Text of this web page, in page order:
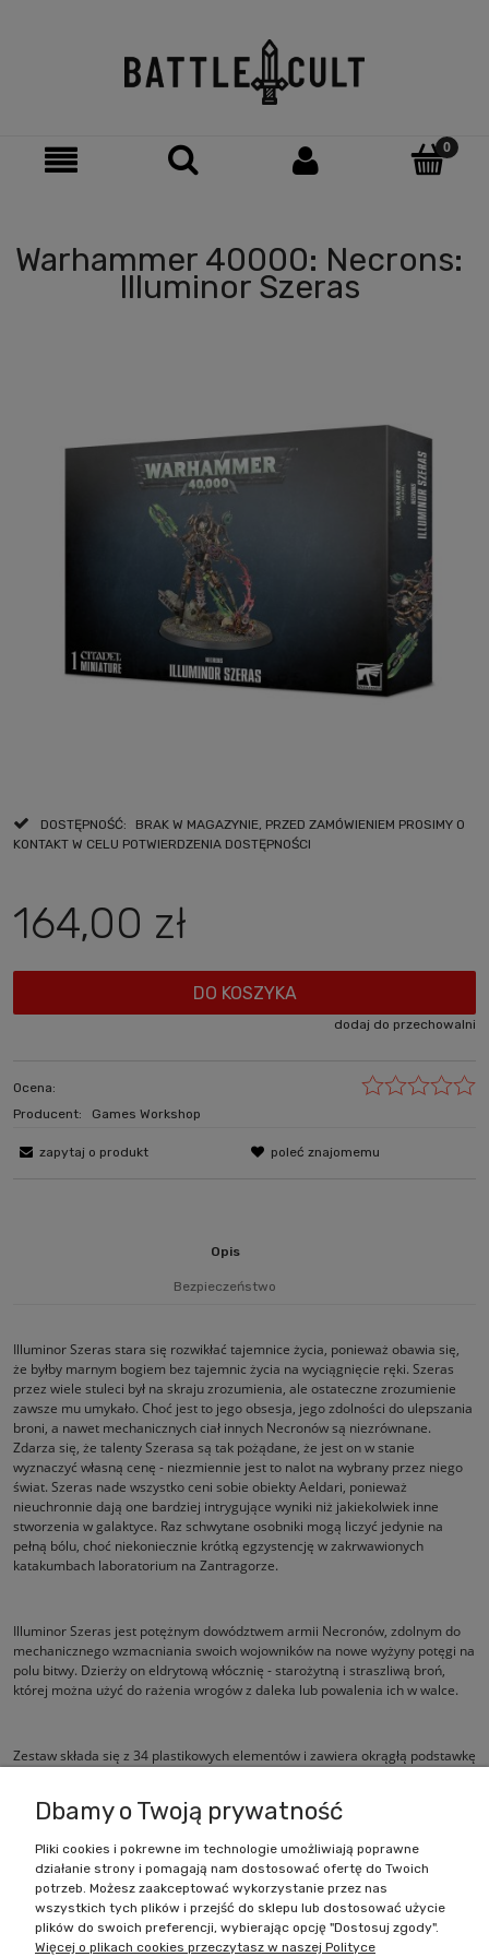
Warhammer 40000: Necrons:
Illuminor Szeras
DOSTĘPNOŚĆ:
BRAK W MAGAZYNIE, PRZED ZAMÓWIENIEM PROSIMY O
KONTAKT W CELU POTWIERDZENIA DOSTĘPNOŚCI
164,00 zł
DO KOSZYKA
dodaj do przechowalni
Ocena:
Producent:
Games Workshop
zapytaj o produkt poleć znajomemu
Opis
Bezpieczeństwo
Illuminor Szeras stara się rozwikłać tajemnice życia, ponieważ obawia się,
że byłby marnym bogiem bez tajemnic życia na wyciągnięcie ręki. Szeras
przez wiele stuleci był na skraju zrozumienia, ale ostateczne zrozumienie
zawsze mu umykało. Choć jest to jego obsesja, jego zdolności do ulepszania
broni, a nawet mechanicznych ciał innych Necronów są niezrównane.
Zdarza się, że talenty Szerasa są tak pożądane, że jest on w stanie
wyznaczyć własną cenę - niezmiennie jest to nalot na wybrany przez niego
świat. Szeras nade wszystko ceni sobie obiekty Aeldari, ponieważ
nieuchronnie dają one bardziej intrygujące wyniki niż jakiekolwiek inne
stworzenia w galaktyce. Raz schwytane osobniki mogą liczyć jedynie na
pełną bólu, choć niekoniecznie krótką egzystencję w zakrwawionych
katakumbach laboratorium na Zantragorze.
Illuminor Szeras jest potężnym dowództwem armii Necronów, zdolnym do
mechanicznego wzmacniania swoich wojowników na nowe wyżyny potęgi na
polu bitwy. Dzierży on eldrytową włócznię - starożytną i straszliwą broń,
której można użyć do rażenia wrogów z daleka lub powalenia ich w walce.
Zestaw składa się z 34 plastikowych elementów i zawiera okrągłą podstawkę
Zakupy
Pomoc
Dbamy o Twoją prywatność
Pliki cookies i pokrewne im technologie umożliwiają poprawne
działanie strony i pomagają nam dostosować ofertę do Twoich
potrzeb. Możesz zaakceptować wykorzystanie przez nas
wszystkich tych plików i przejść do sklepu lub dostosować użycie
plików do swoich preferencji, wybierając opcję "Dostosuj zgody".
Więcej o plikach cookies przeczytasz w naszej Polityce